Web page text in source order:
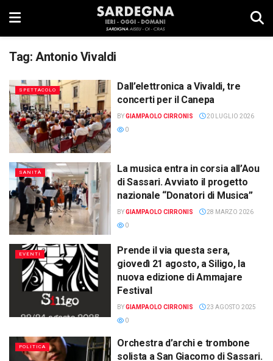
Tag: Antonio Vivaldi
SPETTACOLO
Dall’elettronica a Vivaldi, tre
concerti per il Canepa
BYGIAMPAOLO CIRRONIS
20 LUGLIO 2026
0
SANITÀ
La musica entra in corsia all’Aou
di Sassari. Avviato il progetto
nazionale “Donatori di Musica”
BYGIAMPAOLO CIRRONIS
28 MARZO 2026
0
EVENTI
Prende il via questa sera,
giovedì 21 agosto, a Siligo, la
nuova edizione di Ammajare
Festival
BYGIAMPAOLO CIRRONIS
23 AGOSTO 2025
0
POLITICA
Orchestra d’archi e trombone
solista a San Giacomo di Sassari.